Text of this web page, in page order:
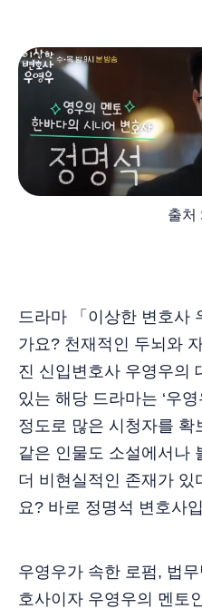
출처
드라마 「이상한 변호사
가요? 천재적인 두뇌와
진 신입변호사 우영우의
있는 해당 드라마는 ‘우
정도로 많은 시청자를
같은 인물도 소설에서나
더 비현실적인 존재가
요? 바로 정명석 변호사
우영우가 속한 로펌, 법
호사이자 우영우의 멘토